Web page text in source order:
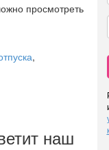
просмотреть
,
наш